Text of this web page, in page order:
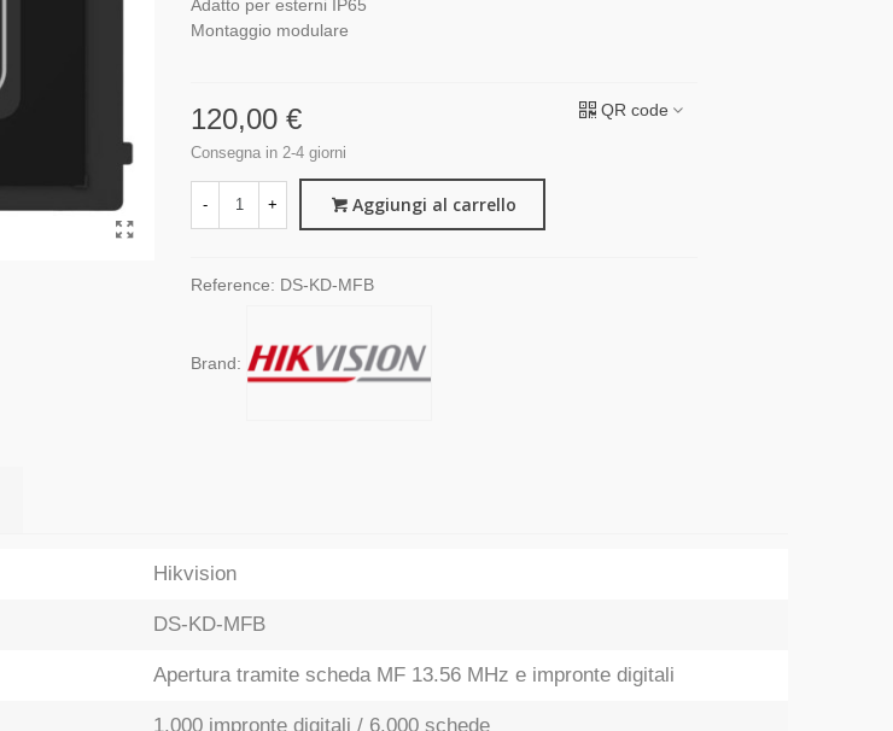
Adatto per esterni IP65
Montaggio modulare
120,00 €
Consegna in 2-4 giorni
QR code
- + Aggiungi al carrello
Reference: DS-KD-MFB
Brand:
Hikvision
DS-KD-MFB
Apertura tramite scheda MF 13.56 MHz e impronte digitali
1.000 impronte digitali / 6.000 schede